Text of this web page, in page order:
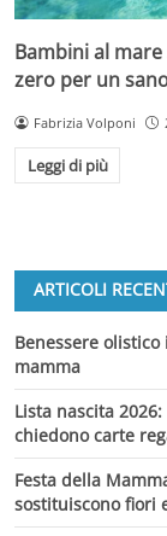
Bambini al
zero per un
Fabrizia Volponi
Leggi di più
ARTICOLI
Benessere
mamma
Lista nascita
chiedono carte
Festa della
sostituiscono fiori